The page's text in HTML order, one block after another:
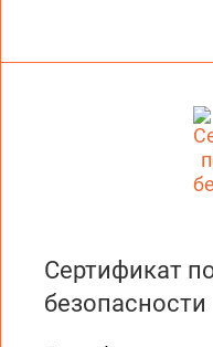
Сертификат
безопасности